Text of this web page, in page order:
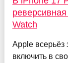
Watch
Apple всерьёз
включить в